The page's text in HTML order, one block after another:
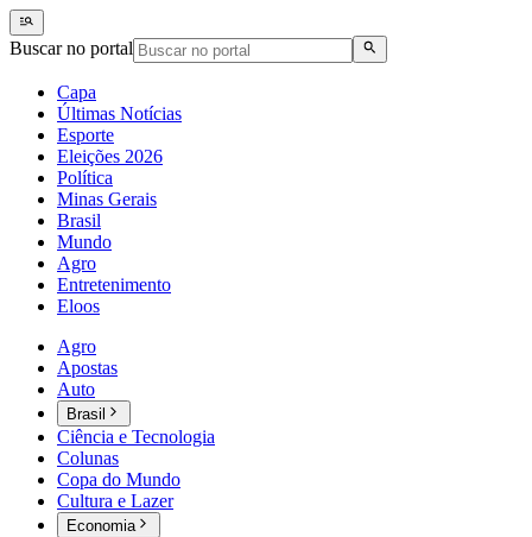
Buscar no portal
Capa
Últimas Notícias
Esporte
Eleições 2026
Política
Minas Gerais
Brasil
Mundo
Agro
Entretenimento
Eloos
Agro
Apostas
Auto
Brasil
Ciência e Tecnologia
Colunas
Copa do Mundo
Cultura e Lazer
Economia